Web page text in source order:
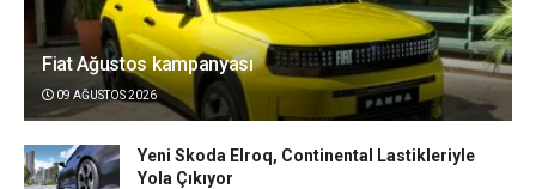
Fiat Ağustos kampanyası
09 AĞUSTOS 2026
Yeni Skoda Elroq, Continental Lastikleriyle
Yola Çıkıyor